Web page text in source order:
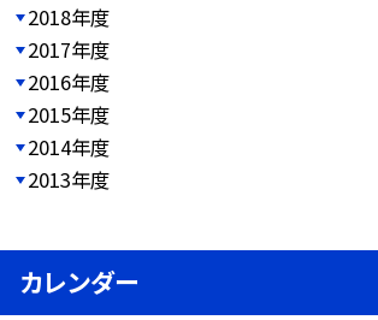
2018年度
2017年度
2016年度
2015年度
2014年度
2013年度
カレンダー